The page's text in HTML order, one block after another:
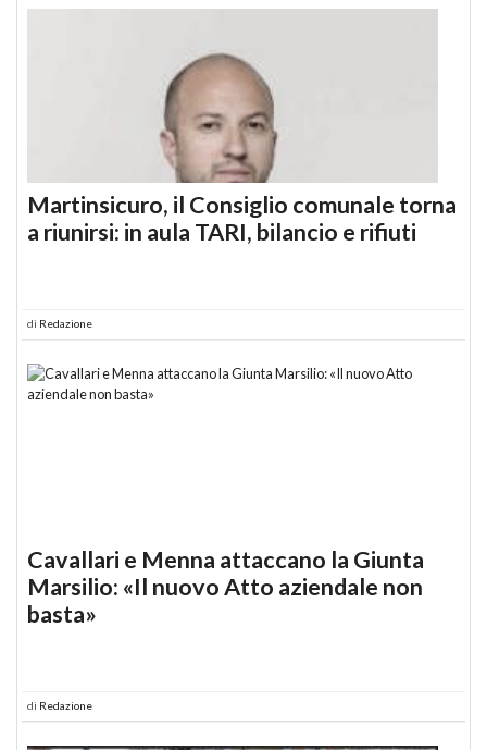
Martinsicuro, il Consiglio comunale torna
a riunirsi: in aula TARI, bilancio e rifiuti
di Redazione
Cavallari e Menna attaccano la Giunta
Marsilio: «Il nuovo Atto aziendale non
basta»
di Redazione